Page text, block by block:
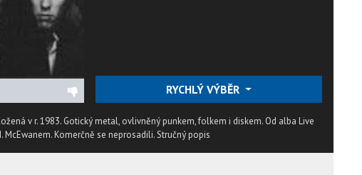
RYCHLÝ VÝBĚR
v r. 1983. Gotický metal, ovlivněný punkem, folkem i diskem. Od alba Live
McEwanem. Komerčně se neprosadili.Stručný popis